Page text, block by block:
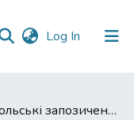
Log In (current)
Нові польські запозичення в українській мові : примхи мовців чи потреби мови ?